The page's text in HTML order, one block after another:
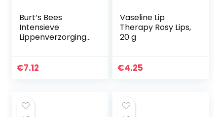
Burt’s Bees
Intensieve
Lippenverzorging
€7.12
Vaseline Lip
Therapy Rosy Lips,
20 g
€4.25